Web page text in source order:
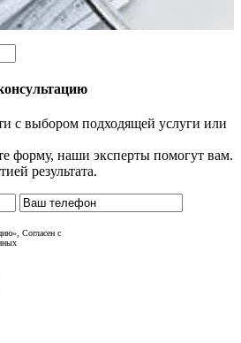
с выбором подходящей услуги или
форму, наши эксперты помогут вам.
результата.
Согласен с